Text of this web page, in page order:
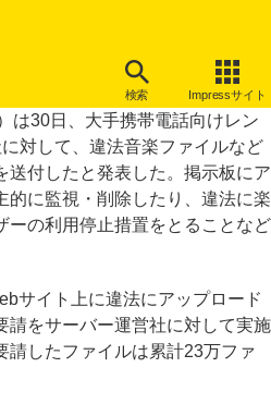
検索 Impressサイト
違法音楽ファイルの自主規制を
は30日、大手携帯電話向けレン
対して、違法音楽ファイルなど
送付したと発表した。掲示板にア
的に監視・削除したり、違法に楽
ーの利用停止措置をとることなど
サイト上に違法にアップロード
請をサーバー運営社に対して実施
請したファイルは累計23万ファ